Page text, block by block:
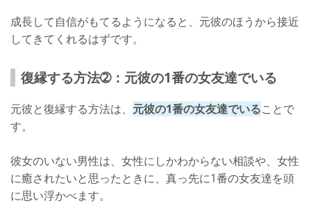
成長して自信がもてるようになると、元彼のほうから接近
してきてくれるはずです。
復縁する方法➁：元彼の1番の女友達でいる
元彼と復縁する方法は、 元彼の1番の女友達でいることで
す。
彼女のいない男性は、女性にしかわからない相談や、女性
に癒されたいと思ったときに、真っ先に1番の女友達を頭
に思い浮かべます。